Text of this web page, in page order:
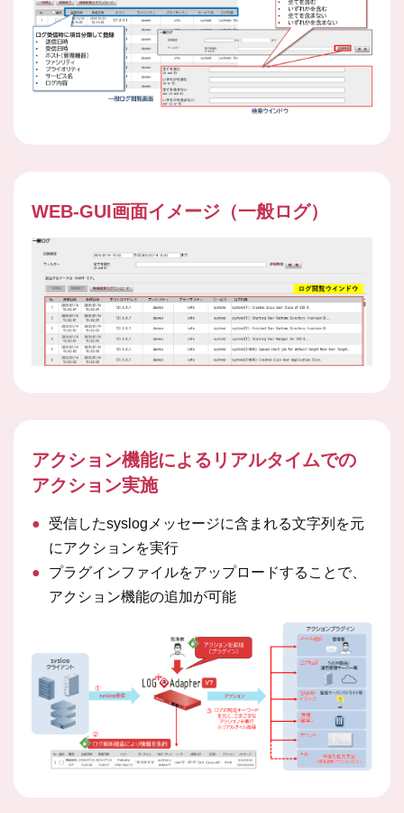
WEB-GUI画面イメージ（一般ログ）
アクション機能によるリアルタイムでの
アクション実施
●
受信したsyslogメッセージに含まれる文字列を元
にアクションを実行
●
プラグインファイルをアップロードすることで、
アクション機能の追加が可能